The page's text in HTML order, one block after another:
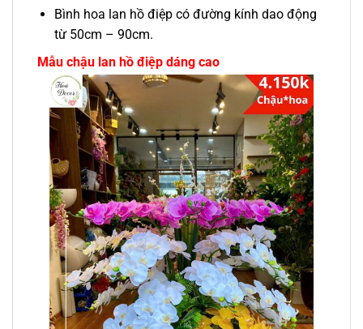
Bình hoa lan hồ điệp có đường kính dao động
từ 50cm – 90cm.
Mẫu chậu lan hồ điệp dáng cao